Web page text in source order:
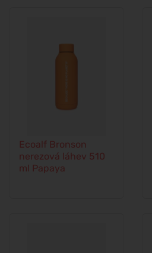
Ecoalf Bronson
nerezová láhev 510
ml Papaya